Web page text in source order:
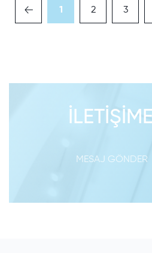
1 2 3
MESAJ GÖNDER